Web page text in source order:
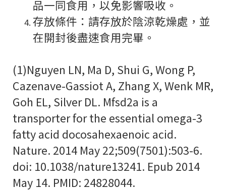
品一同食用，以免影響吸收。
存放條件：請存放於陰涼乾燥處，並
在開封後盡速食用完畢。
(1)Nguyen LN, Ma D, Shui G, Wong P,
Cazenave-Gassiot A, Zhang X, Wenk MR,
Goh EL, Silver DL. Mfsd2a is a
transporter for the essential omega-3
fatty acid docosahexaenoic acid.
Nature. 2014 May 22;509(7501):503-6.
doi: 10.1038/nature13241. Epub 2014
May 14. PMID: 24828044.